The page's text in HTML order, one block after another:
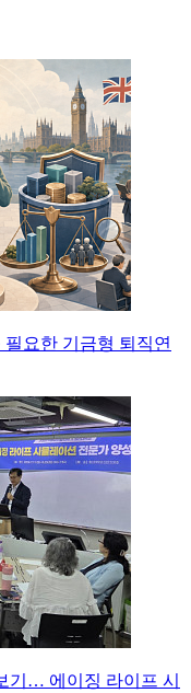
요한 기금형 퇴직연
기… 에이징 라이프 시